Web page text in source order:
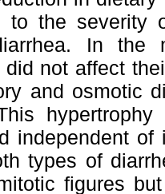
to the severity
In the
did not affect
and osmotic
independent
types of
figures